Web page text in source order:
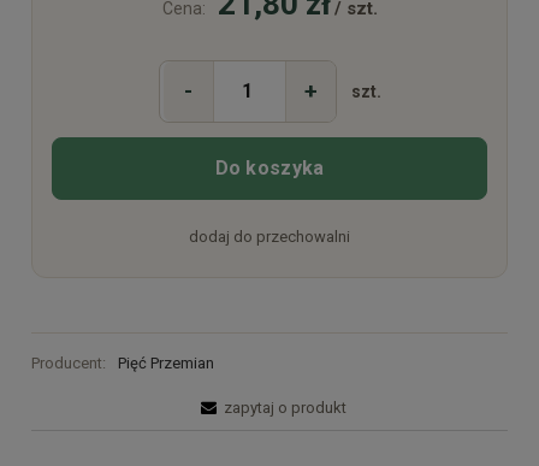
Cena: / szt.
- + szt.
Do koszyka
dodaj do przechowalni
Producent: Pięć Przemian
zapytaj o produkt